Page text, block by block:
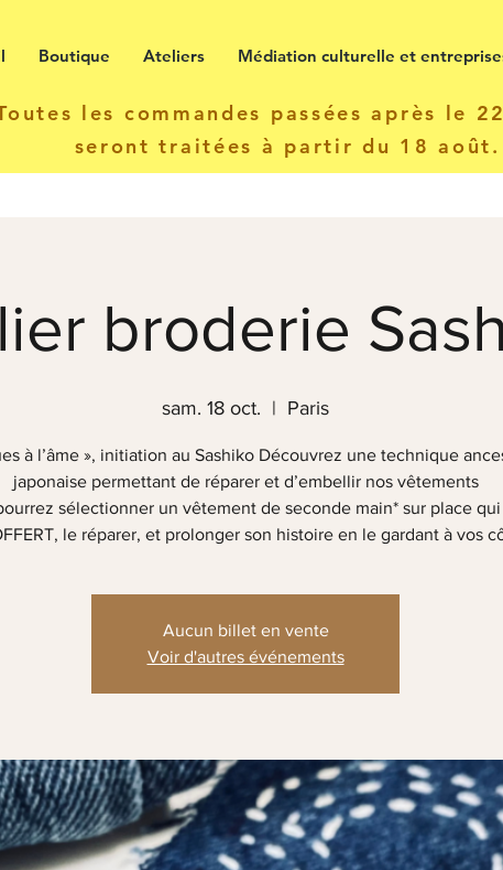
Boutique Ateliers Médiation culturelle et
les commandes passées après le
seront traitées à partir du 18 août.
broderie
sam. 18 oct.
  |
Paris
à l’âme », initiation au Sashiko Découvrez une technique
japonaise permettant de réparer et d’embellir nos vêtements
sélectionner un vêtement de seconde main* sur place
le réparer, et prolonger son histoire en le gardant à vos
Aucun billet en vente
Voir d'autres événements